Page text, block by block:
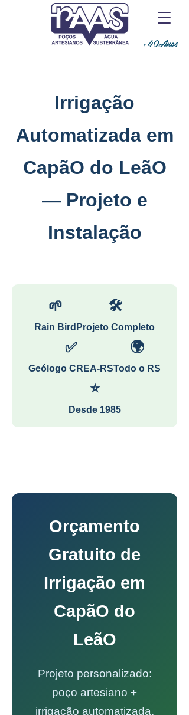
+40Anos
Irrigação
Automatizada em
CapãO do LeãO
— Projeto e
Instalação
🌱
Rain Bird
🛠
Projeto Completo
✅
Geólogo CREA-RS
🌍
Todo o RS
⭐
Desde 1985
Orçamento
Gratuito de
Irrigação em
CapãO do
LeãO
Projeto personalizado:
poço artesiano +
irrigação automatizada.